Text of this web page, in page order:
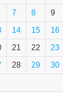
7 8 9
14 15 16
21 22 23
28 29 30